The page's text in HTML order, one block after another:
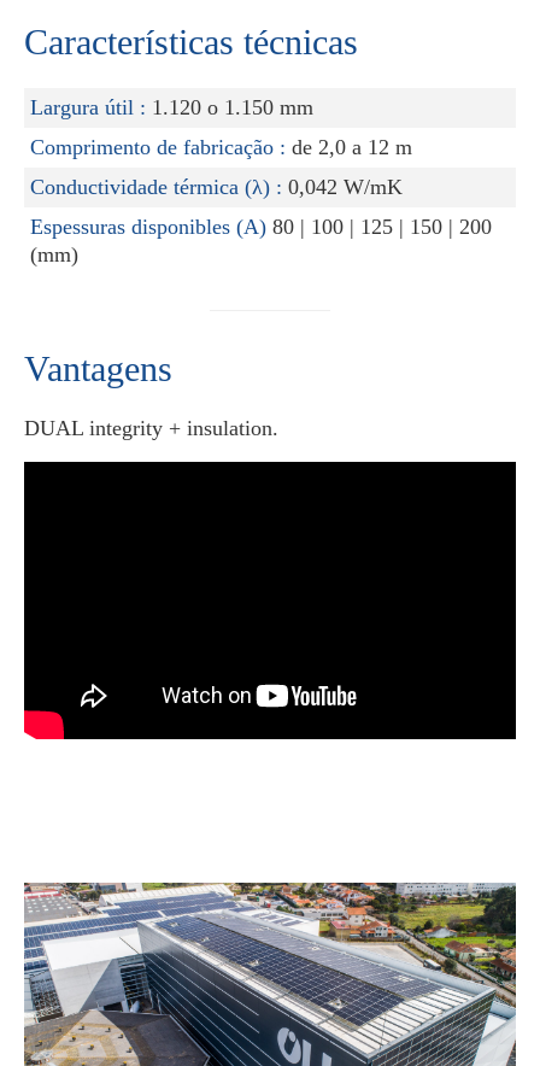
Características técnicas
Largura útil : 1.120 o 1.150 mm
Comprimento de fabricação : de 2,0 a 12 m
Conductividade térmica (λ) : 0,042 W/mK
Espessuras disponibles (A) 80 | 100 | 125 | 150 | 200
(mm)
Vantagens
DUAL integrity + insulation.